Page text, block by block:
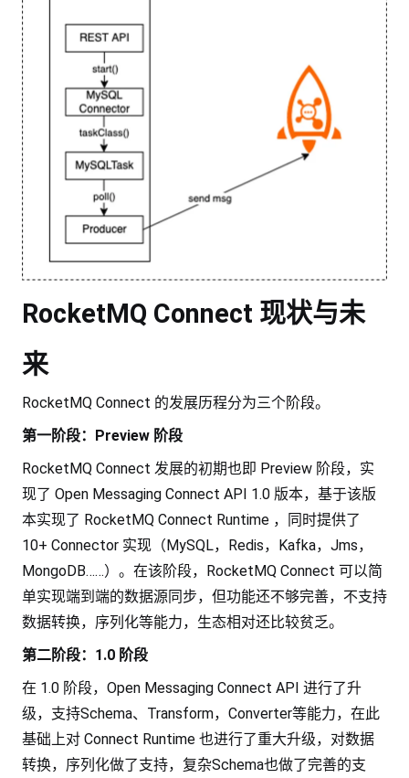
RocketMQ Connect 现状与未
来
RocketMQ Connect 的发展历程分为三个阶段。
第一阶段：Preview 阶段
RocketMQ Connect 发展的初期也即 Preview 阶段，实
现了 Open Messaging Connect API 1.0 版本，基于该版
本实现了 RocketMQ Connect Runtime ，同时提供了
10+ Connector 实现（MySQL，Redis，Kafka，Jms，
MongoDB……）。在该阶段，RocketMQ Connect 可以简
单实现端到端的数据源同步，但功能还不够完善，不支持
数据转换，序列化等能力，生态相对还比较贫乏。
第二阶段：1.0 阶段
在 1.0 阶段，Open Messaging Connect API 进行了升
级，支持Schema、Transform，Converter等能力，在此
基础上对 Connect Runtime 也进行了重大升级，对数据
转换，序列化做了支持，复杂Schema也做了完善的支